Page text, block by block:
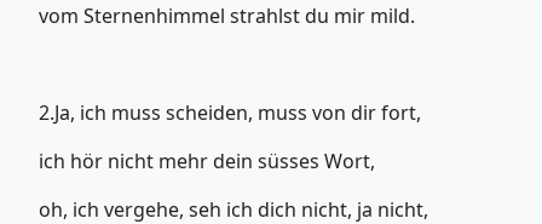
vom Sternenhimmel strahlst du mir mild.
2.Ja, ich muss scheiden, muss von dir fort,
ich hör nicht mehr dein süsses Wort,
oh, ich vergehe, seh ich dich nicht, ja nicht,